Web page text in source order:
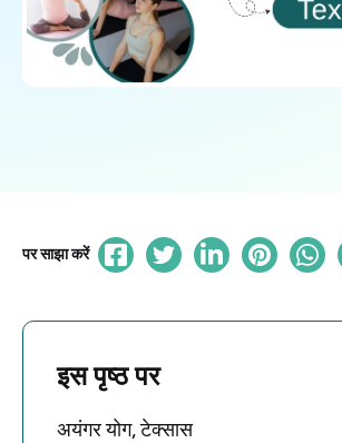
पर साझा करें
इस पृष्ठ पर
अयंगर योग, टेक्सास